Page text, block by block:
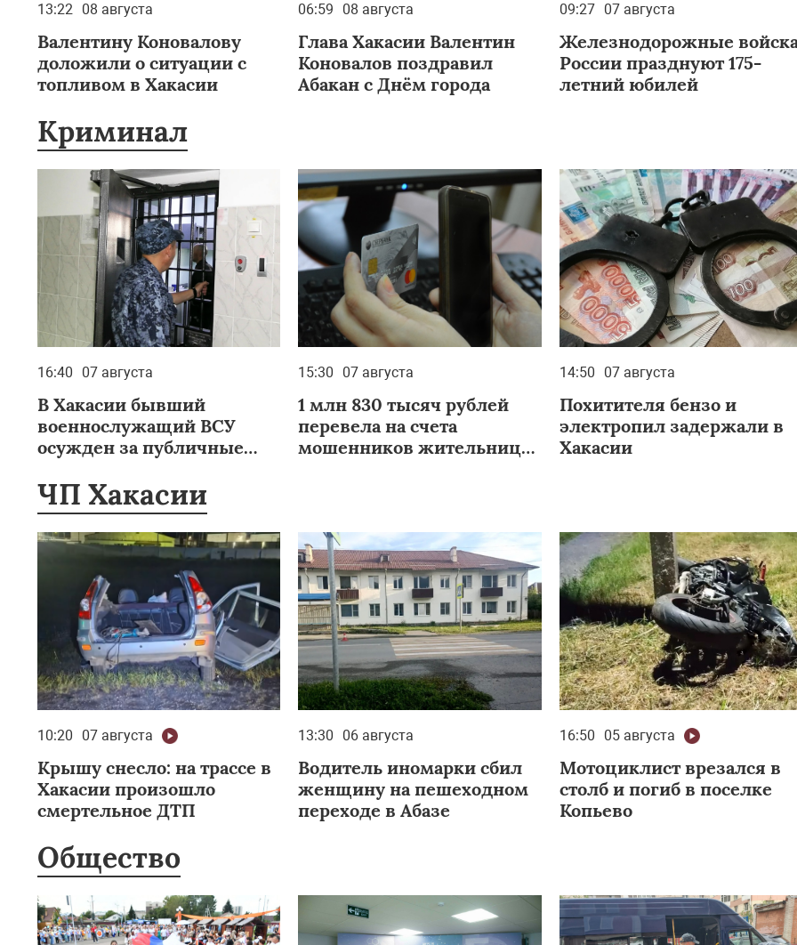
13:22 08 августа
Валентину Коновалову
доложили о ситуации с
топливом в Хакасии
06:59 08 августа
Глава Хакасии Валентин
Коновалов поздравил
Абакан с Днём города
09:27 07 августа
Железнодорожные
России празднуют 175-
летний юбилей
Криминал
16:40 07 августа
В Хакасии бывший
военнослужащий ВСУ
осужден за публичные
15:30 07 августа
1 млн 830 тысяч рублей
перевела на счета
мошенников жительница
14:50 07 августа
Похитителя бензо и
электропил задержали в
Хакасии
ЧП Хакасии
10:20 07 августа
Крышу снесло: на трассе в
Хакасии произошло
смертельное ДТП
13:30 06 августа
Водитель иномарки сбил
женщину на пешеходном
переходе в Абазе
16:50 05 августа
Мотоциклист врезался в
столб и погиб в поселке
Копьево
Общество